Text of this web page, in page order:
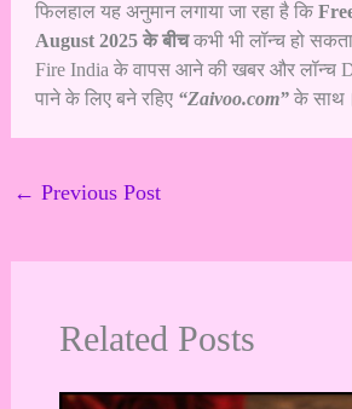
फिलहाल यह अनुमान लगाया जा रहा है कि
August 2025 के बीचकभी भी लॉन्च हो
Fire India के वापस आने की खबर और लॉन्च
पाने के लिए बने रहिए “Zaivoo.com”के साथ।
← Previous Post
Related Posts